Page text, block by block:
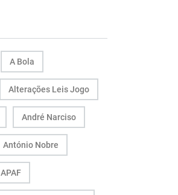
A Bola
Alterações Leis Jogo
André Narciso
António Nobre
APAF